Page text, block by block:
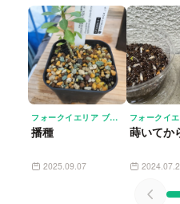
フォークイエリア ブレビフローラ FOUQUIERIA SPLENDENS SSP. BREVIFLORA
播種
2025.09.07
蒔いてか